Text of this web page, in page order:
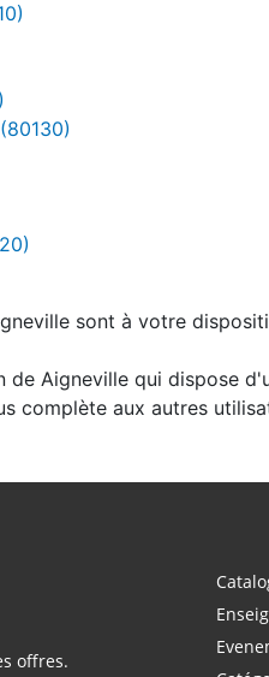
sont à votre
de Aigneville qui dispose
complète aux autres
offres.